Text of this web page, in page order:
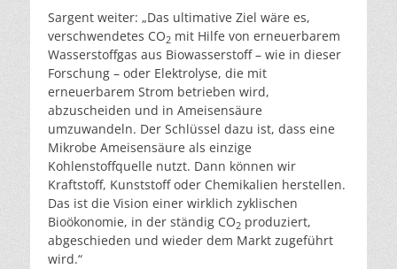
Sargent weiter: „Das ultimative Ziel wäre es,
verschwendetes CO2 mit Hilfe von erneuerbarem
Wasserstoffgas aus Biowasserstoff – wie in dieser
Forschung – oder Elektrolyse, die mit
erneuerbarem Strom betrieben wird,
abzuscheiden und in Ameisensäure
umzuwandeln. Der Schlüssel dazu ist, dass eine
Mikrobe Ameisensäure als einzige
Kohlenstoffquelle nutzt. Dann können wir
Kraftstoff, Kunststoff oder Chemikalien herstellen.
Das ist die Vision einer wirklich zyklischen
Bioökonomie, in der ständig CO2 produziert,
abgeschieden und wieder dem Markt zugeführt
wird.“